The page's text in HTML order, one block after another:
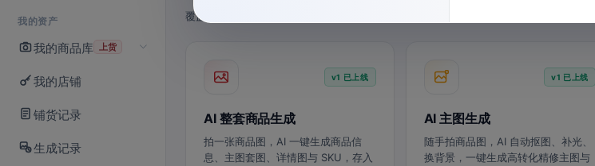
我的资产
我的商品库 上货
我的店铺
铺货记录
生成记录
覆盖商品生成、图片与视频创作、导师问答、经营数据和店铺批量操作，全部模块均已开放
v1 已上线
AI 整套商品生成
拍一张商品图，AI 一键生成商品信
息、主图套图、详情图与 SKU，存入
v1 已上线
AI 主图生成
随手拍商品图，AI 自动抠图、补光、
换背景，一键生成高转化精修主图与